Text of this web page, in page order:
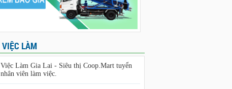
VIỆC LÀM
Việc Làm Gia Lai - Siêu thị Coop.Mart tuyển
nhân viên làm việc.